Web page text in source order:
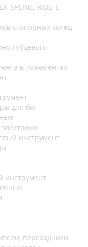
SPLINE, RIBE, E-
стопорных колец
губцевого
в ложементах
для бит
инструмент
инструмент
переходники